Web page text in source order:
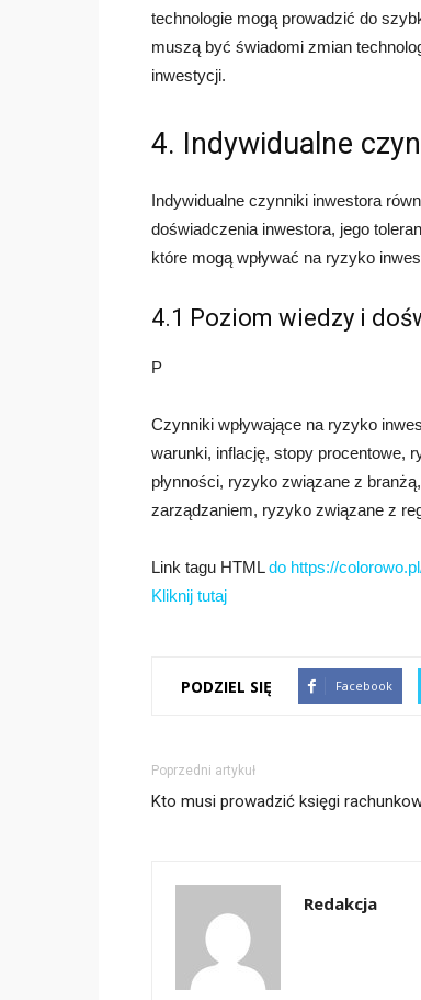
technologie mogą prowadzić do
muszą być świadomi zmian
inwestycji.
4. Indywidualne
Indywidualne czynniki inwestora
doświadczenia inwestora, jego
które mogą wpływać na ryzyko
4.1 Poziom wiedzy i
P
Czynniki wpływające na ryzyko
warunki, inflację, stopy procentowe,
płynności, ryzyko związane z
zarządzaniem, ryzyko związane z
Link tagu HTMLdo https://
Kliknij tutaj
PODZIEL SIĘ Facebook
Poprzedni artykuł
Kto musi prowadzić księgi
Redakcja